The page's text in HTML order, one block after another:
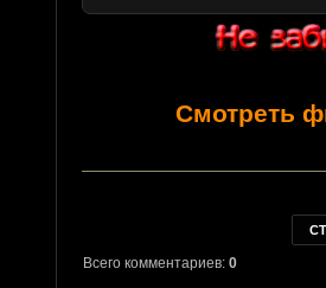
Смотреть
Всего комментариев: 0